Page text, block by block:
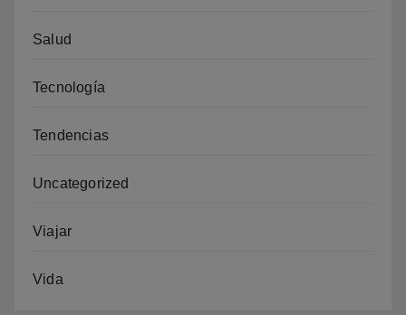
Salud
Tecnología
Tendencias
Uncategorized
Viajar
Vida